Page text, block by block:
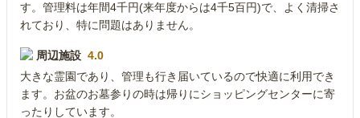
す。管理料は年間4千円(来年度からは4千5百円)で、よく清掃さ
れており、特に問題はありません。
周辺施設 4.0
大きな霊園であり、管理も行き届いているので快適に利用でき
ます。お盆のお墓参りの時は帰りにショッピングセンターに寄
ったりしています。